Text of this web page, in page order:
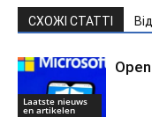
СХОЖІ СТАТТІ
Laatste nieuws
en artikelen